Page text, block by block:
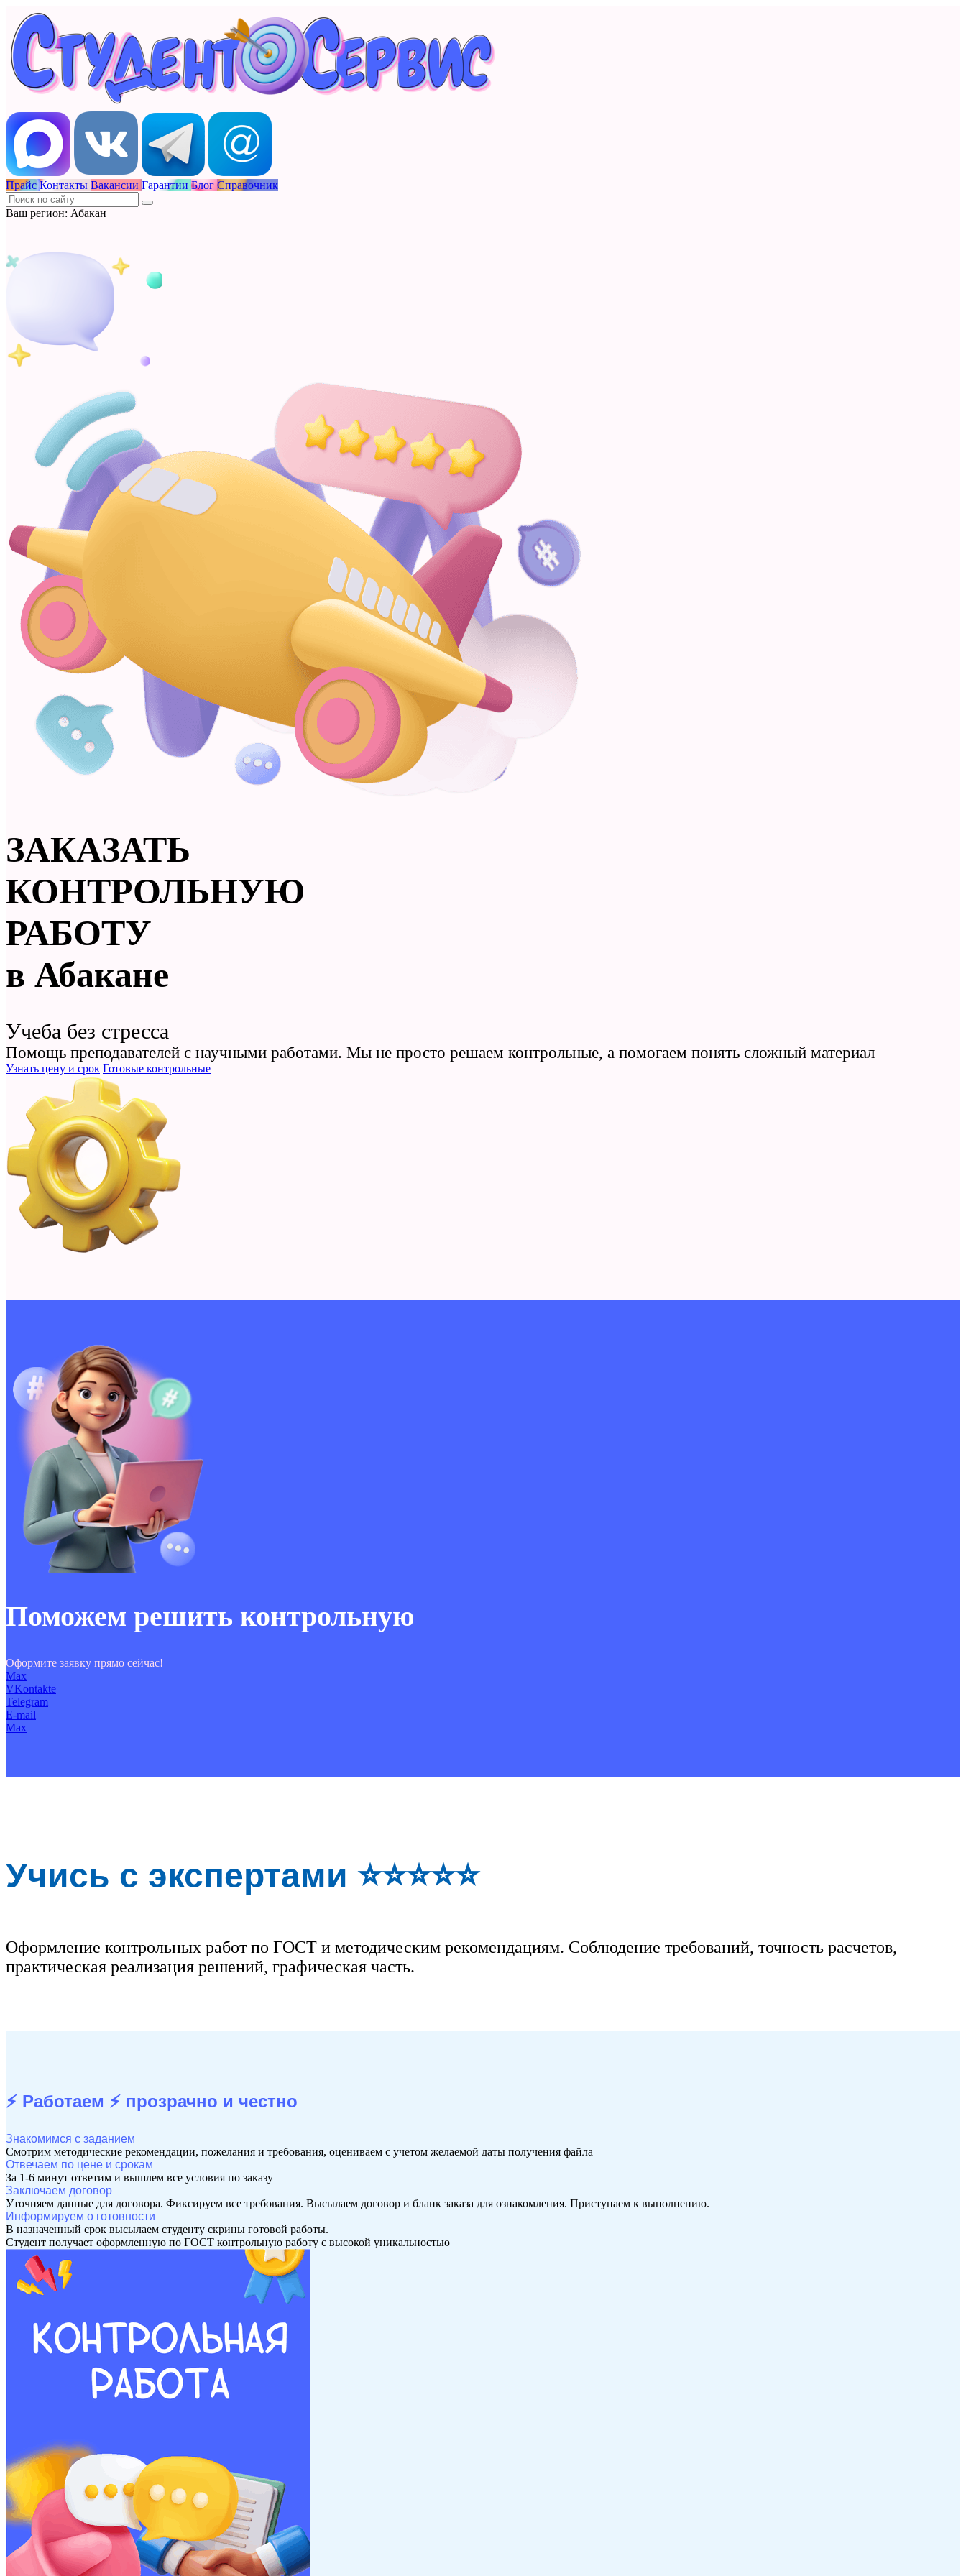
Прайс Контакты Вакансии Гарантии Блог Справочник
Ваш регион: Абакан
ЗАКАЗАТЬ
КОНТРОЛЬНУЮ
РАБОТУ
в Абакане
Учеба без стресса
Помощь преподавателей с научными работами. Мы не просто решаем контрольные, а помогаем понять сложный материал
Узнать цену и срок Готовые контрольные
Поможем решить контрольную
Оформите заявку прямо сейчас!
Max
VKontakte
Telegram
E-mail
Max
Учись с экспертами ⭐⭐⭐⭐⭐
Оформление контрольных работ по ГОСТ и методическим рекомендациям. Соблюдение требований, точность расчетов,
практическая реализация решений, графическая часть.
⚡ Работаем ⚡ прозрачно и честно
Знакомимся с заданием
Смотрим методические рекомендации, пожелания и требования, оцениваем с учетом желаемой даты получения файла
Отвечаем по цене и срокам
За 1-6 минут ответим и вышлем все условия по заказу
Заключаем договор
Уточняем данные для договора. Фиксируем все требования. Высылаем договор и бланк заказа для ознакомления. Приступаем к выполнению.
Информируем о готовности
В назначенный срок высылаем студенту скрины готовой работы.
Студент получает оформленную по ГОСТ контрольную работу с высокой уникальностью